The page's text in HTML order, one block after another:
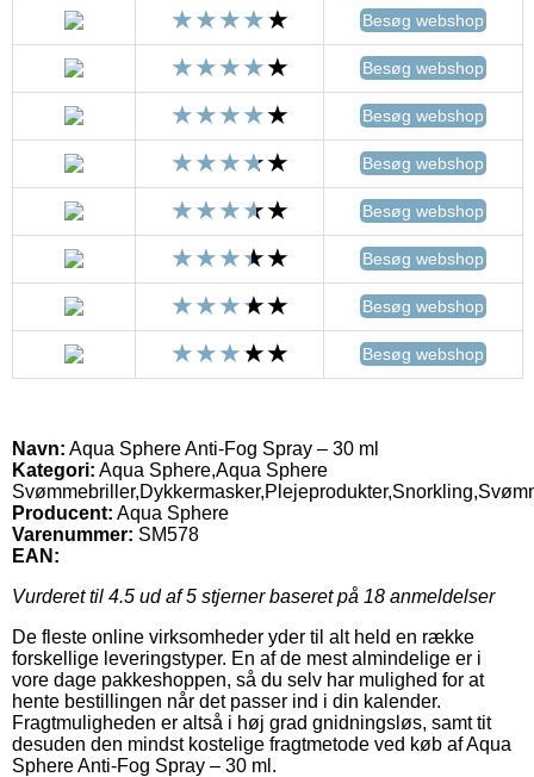
Besøg webshop
Besøg webshop
Besøg webshop
Besøg webshop
Besøg webshop
Besøg webshop
Besøg webshop
Besøg webshop
Navn: Aqua Sphere Anti-Fog Spray – 30 ml
Kategori: Aqua Sphere,Aqua Sphere
Producent: Aqua Sphere
Varenummer: SM578
EAN:
Vurderet til 4.5 ud af 5 stjerner baseret på 18 anmeldelser
De fleste online virksomheder yder til alt held en række
forskellige leveringstyper. En af de mest almindelige er i
vore dage pakkeshoppen, så du selv har mulighed for at
hente bestillingen når det passer ind i din kalender.
Fragtmuligheden er altså i høj grad gnidningsløs, samt tit
desuden den mindst kostelige fragtmetode ved køb af Aqua
Sphere Anti-Fog Spray – 30 ml.